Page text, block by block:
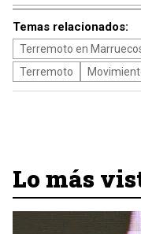
Temas relacionados:
Terremoto en
Terremoto
Lo más